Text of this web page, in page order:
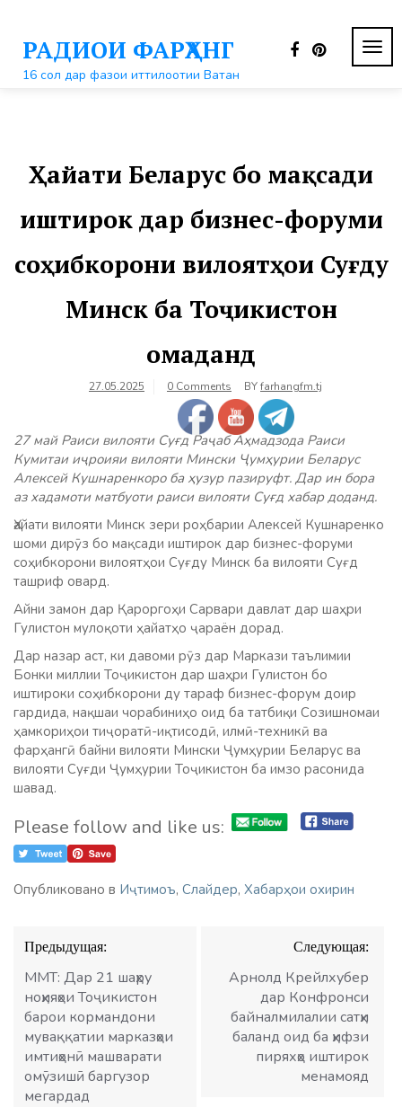
контентуРАДИОИ ФАРҲАНГ
16 сол дар фазои иттилоотии Ватан
Ҳайати Беларус бо мақсади
иштирок дар бизнес-форуми
соҳибкорони вилоятҳои Суғду
Минск ба Тоҷикистон
омаданд
27.05.2025 0 Comments BYfarhangfm.tj
27 май Раиси вилояти Суғд Раҷаб Аҳмадзода Раиси
Кумитаи иҷроияи вилояти Мински Ҷумҳурии Беларус
Алексей Кушнаренкоро ба ҳузур пазируфт. Дар ин бора
аз хадамоти матбуоти раиси вилояти Суғд хабар доданд.
Ҳайати вилояти Минск зери роҳбарии Алексей Кушнаренко
шоми дирӯз бо мақсади иштирок дар бизнес-форуми
соҳибкорони вилоятҳои Суғду Минск ба вилояти Суғд
ташриф овард.
Айни замон дар Қароргоҳи Сарвари давлат дар шаҳри
Гулистон мулоқоти ҳайатҳо ҷараён дорад.
Дар назар аст, ки давоми рӯз дар Маркази таълимии
Бонки миллии Тоҷикистон дар шаҳри Гулистон бо
иштироки соҳибкорони ду тараф бизнес-форум доир
гардида, нақшаи чорабиниҳо оид ба татбиқи Созишномаи
ҳамкориҳои тиҷоратӣ-иқтисодӣ, илмӣ-техникӣ ва
фарҳангӣ байни вилояти Мински Ҷумҳурии Беларус ва
вилояти Суғди Ҷумҳурии Тоҷикистон ба имзо расонида
шавад.
Please follow and like us:
Опубликовано в Иҷтимоъ, Слайдер, Хабарҳои охирин
Навигация
по
записям
Предыдущая:
ММТ: Дар 21 шаҳру
ноҳияҳои Тоҷикистон
барои кормандони
муваққатии марказҳои
имтиҳонӣ машварати
омӯзишӣ баргузор
мегардад
Следующая:
Арнолд Крейлхубер
дар Конфронси
байналмилалии сатҳи
баланд оид ба ҳифзи
пиряхҳо иштирок
менамояд